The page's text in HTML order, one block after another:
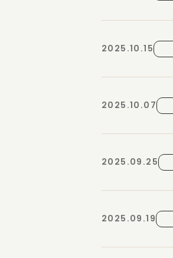
2025.10.15
2025.10.07
2025.09.25
2025.09.19